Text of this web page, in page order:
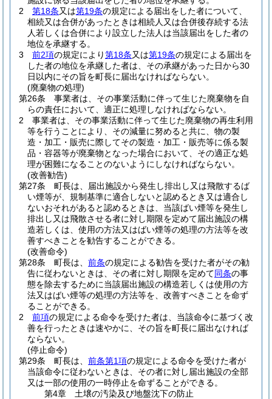
2
第18条又は第19条の規定による届出をした者について、
相続又は合併があったときは相続人又は合併後存続する法
人若しくは合併により設立した法人は当該届出をした者の
地位を承継する。
3
前2項の規定により第18条又は第19条の規定による届出を
した者の地位を承継した者は、その承継があった日から30
日以内にその旨を町長に届出なければならない。
(廃棄物の処理)
第26条
事業者は、その事業活動に伴って生じた廃棄物を自
らの責任において、適正に処理しなければならない。
2
事業者は、その事業活動に伴って生じた廃棄物の再生利用
等を行うことにより、その減量に努めると共に、物の製
造・加工・販売に際してその製造・加工・販売等に係る製
品・容器等が廃棄物となった場合において、その適正な処
理が困難になることのないようにしなければならない。
(改善勧告)
第27条
町長は、届出施設から発生し排出し又は飛散するば
い煙等が、規制基準に適合しないと認めるとき又は適合し
ないおそれがあると認めるときは、当該ばい煙等を発生し
排出し又は飛散させる者に対し期限を定めて届出施設の構
造若しくは、使用の方法又はばい煙等の処理の方法等を改
善すべきことを勧告することができる。
(改善命令)
第28条
町長は、 前条の規定による勧告を受けた者がその勧
告に従わないときは、その者に対し期限を定めて同条の事
態を除去するために当該届出施設の構造若しくは使用の方
法又はばい煙等の処理の方法等を、改善すべきことを命ず
ることができる。
2
前項の規定による命令を受けた者は、当該命令に基づく改
善を行ったときは速やかに、その旨を町長に届出なければ
ならない。
(停止命令)
第29条
町長は、 前条第1項の規定による命令を受けた者が
当該命令に従わないときは、その者に対し届出施設の全部
又は一部の使用の一時停止を命ずることができる。
第4章
土壌の汚染及び地盤沈下の防止